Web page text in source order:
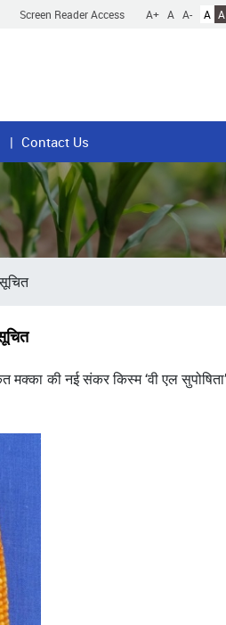
Screen Reader Access A+ A A- A A
Contact Us
की नई संकर किस्म ‘वी एल सुपोषिता’